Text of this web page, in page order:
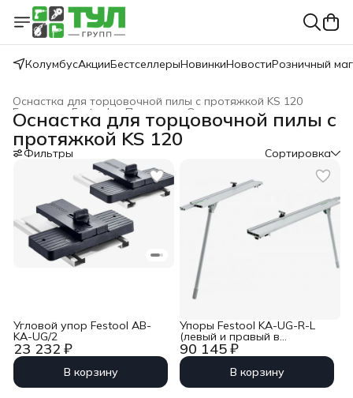
КолумбусАкцииБестселлерыНовинкиНовостиРозничный
Оснастка для торцовочной пилы с протяжкой KS 120
Оснастка для пил
Пиление
Festool
Главная
Оснастка для торцовочной пилы с
протяжкой KS 120
Фильтры Сортировка
23 232 ₽
Угловой упор Festool AB-
KA-UG/2
В корзину
90 145 ₽
Упоры Festool KA-UG-R-L
(левый и правый в
комплекте)
В корзину